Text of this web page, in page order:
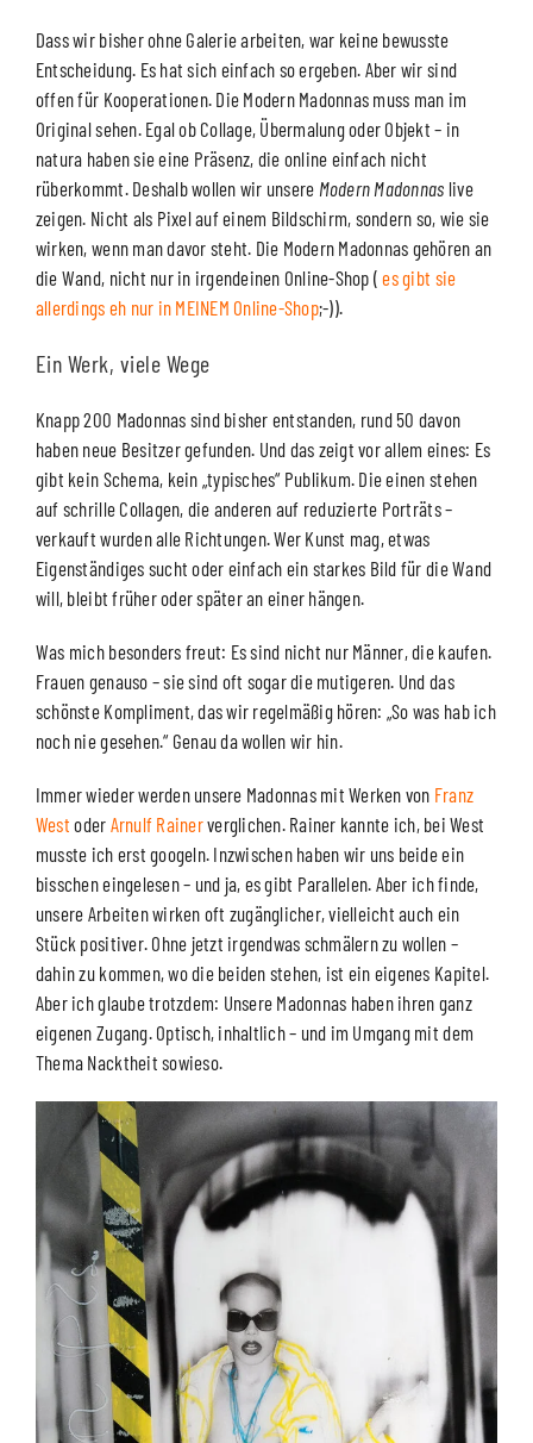
Dass wir bisher ohne Galerie arbeiten, war keine bewusste
Entscheidung. Es hat sich einfach so ergeben. Aber wir sind
offen für Kooperationen. Die Modern Madonnas muss man im
Original sehen. Egal ob Collage, Übermalung oder Objekt – in
natura haben sie eine Präsenz, die online einfach nicht
rüberkommt. Deshalb wollen wir unsere Modern Madonnas live
zeigen. Nicht als Pixel auf einem Bildschirm, sondern so, wie sie
wirken, wenn man davor steht. Die Modern Madonnas gehören an
die Wand, nicht nur in irgendeinen Online-Shop (es gibt sie
allerdings eh nur in MEINEM Online-Shop;-)).
Ein Werk, viele Wege
Knapp 200 Madonnas sind bisher entstanden, rund 50 davon
haben neue Besitzer gefunden. Und das zeigt vor allem eines: Es
gibt kein Schema, kein „typisches“ Publikum. Die einen stehen
auf schrille Collagen, die anderen auf reduzierte Porträts –
verkauft wurden alle Richtungen. Wer Kunst mag, etwas
Eigenständiges sucht oder einfach ein starkes Bild für die Wand
will, bleibt früher oder später an einer hängen.
Was mich besonders freut: Es sind nicht nur Männer, die kaufen.
Frauen genauso – sie sind oft sogar die mutigeren. Und das
schönste Kompliment, das wir regelmäßig hören: „So was hab ich
noch nie gesehen.“ Genau da wollen wir hin.
Immer wieder werden unsere Madonnas mit Werken von Franz
West oder Arnulf Rainerverglichen. Rainer kannte ich, bei West
musste ich erst googeln. Inzwischen haben wir uns beide ein
bisschen eingelesen – und ja, es gibt Parallelen. Aber ich finde,
unsere Arbeiten wirken oft zugänglicher, vielleicht auch ein
Stück positiver. Ohne jetzt irgendwas schmälern zu wollen –
dahin zu kommen, wo die beiden stehen, ist ein eigenes Kapitel.
Aber ich glaube trotzdem: Unsere Madonnas haben ihren ganz
eigenen Zugang. Optisch, inhaltlich – und im Umgang mit dem
Thema Nacktheit sowieso.